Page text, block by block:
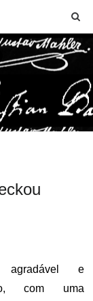
agradável e
com uma